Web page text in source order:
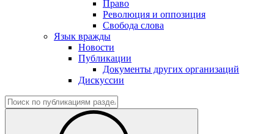
Право
Революция и оппозиция
Свобода слова
Язык вражды
Новости
Публикации
Документы других организаций
Дискуссии